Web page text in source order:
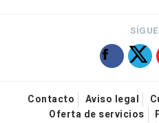
Contacto Aviso legal
Oferta de servicios